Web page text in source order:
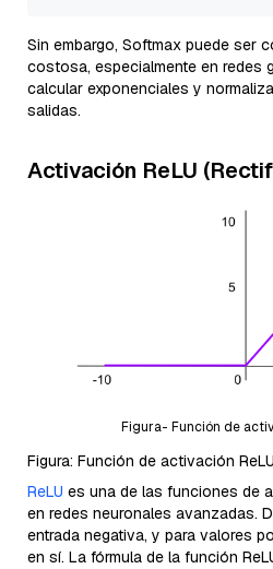
Sin embargo, Softmax puede ser
costosa, especialmente en redes
calcular exponenciales y
salidas.
Activación ReLU
Figura- Función de
Figura: Función de activación ReLU
ReLU es una de las funciones de
en redes neuronales avanzadas.
entrada negativa, y para valores
en sí. La fórmula de la función